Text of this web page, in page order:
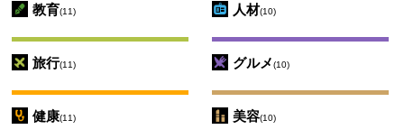
教育(11) 人材(10)
旅行(11) グルメ(10)
健康(11) 美容(10)